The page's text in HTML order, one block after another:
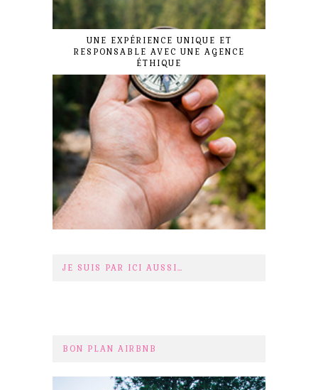
UNE EXPÉRIENCE UNIQUE ET
RESPONSABLE AVEC UNE AGENCE
ÉTHIQUE
JE SUIS PAR ICI AUSSI…
BON PLAN AIRBNB